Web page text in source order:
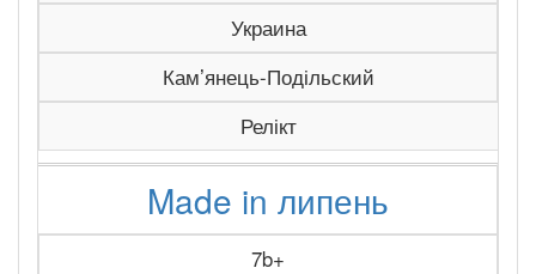
Украина
Камʼянець-Подільский
Релікт
Made in липень
7b+